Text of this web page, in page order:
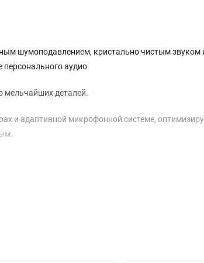
шумоподавлением, кристально чистым звуком
аудио.
мельчайших деталей.
и адаптивной микрофонной системе,